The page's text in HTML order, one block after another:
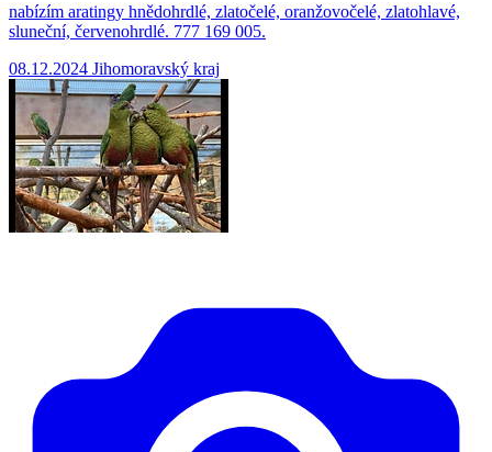
nabízím aratingy hnědohrdlé, zlatočelé, oranžovočelé, zlatohlavé,
sluneční, červenohrdlé. 777 169 005.
08.12.2024 Jihomoravský kraj